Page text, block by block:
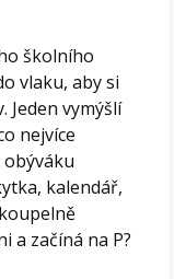
školního
vlaku, aby si
Jeden vymýšlí
nejvíce
obýváku
kalendář,
a začíná na P?